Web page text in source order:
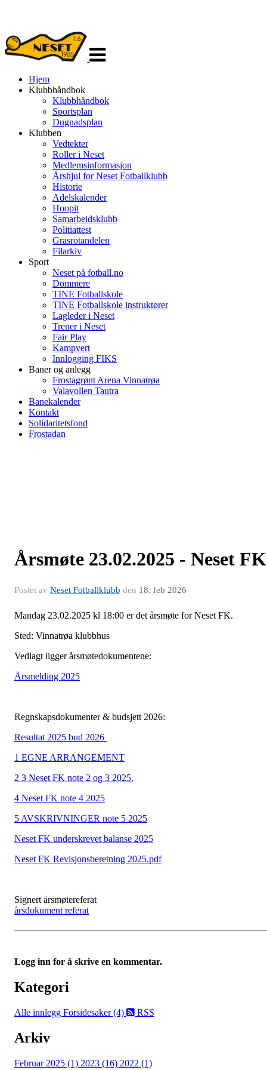
navigasjon
Hjem
Klubbhåndbok
Klubbhåndbok
Sportsplan
Dugnadsplan
Klubben
Vedtekter
Roller i Neset
Medlemsinformasjon
Årshjul for Neset Fotballklubb
Historie
Adelskalender
Hoopit
Samarbeidsklubb
Politiattest
Grasrotandelen
Filarkiv
Sport
Neset på fotball.no
Dommere
TINE Fotballskole
TINE Fotballskole instruktører
Lagleder i Neset
Trener i Neset
Fair Play
Kampvert
Innlogging FIKS
Baner og anlegg
Frostagrønt Arena Vinnatrøa
Valavollen Tautra
Banekalender
Kontakt
Solidaritetsfond
Frostadan
Årsmøte 23.02.2025 - Neset FK
Postet av Neset Fotballklubb den 18. feb 2026
Mandag 23.02.2025 kl 18:00 er det årsmøte for Neset FK.
Sted: Vinnatrøa klubbhus
Vedlagt ligger årsmøtedokumentene:
Årsmelding 2025
Regnskapsdokumenter & budsjett 2026:
Resultat 2025 bud 2026
1 EGNE ARRANGEMENT
2 3 Neset FK note 2 og 3 2025.
4 Neset FK note 4 2025
5 AVSKRIVNINGER note 5 2025
Neset FK underskrevet balanse 2025
Neset FK Revisjonsberetning 2025.pdf
Signert årsmøtereferat
årsdokument referat
Logg inn for å skrive en kommentar.
Kategori
Alle innlegg Forsidesaker (4) RSS
Arkiv
Februar 2025 (1) 2023 (16) 2022 (1)